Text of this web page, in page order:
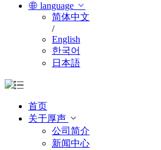
language
简体中文
/
English
한국어
日本語
首页
关于厚声
公司简介
新闻中心